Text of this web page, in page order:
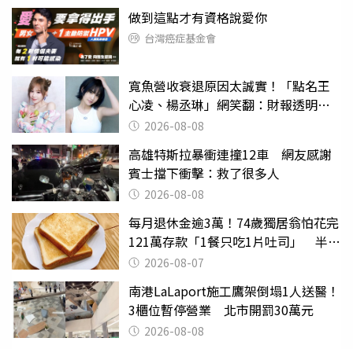
做到這點才有資格說愛你
台灣癌症基金會
寬魚營收衰退原因太誠實！「點名王
心凌、楊丞琳」網笑翻：財報透明度
滿分2026-08-08
高雄特斯拉暴衝連撞12車 網友感謝
賓士擋下衝擊：救了很多人
2026-08-08
每月退休金逾3萬！74歲獨居翁怕花完
121萬存款「1餐只吃1片吐司」 半年
後暴瘦嚇壞女兒
2026-08-07
南港LaLaport施工鷹架倒塌1人送醫！
3櫃位暫停營業 北市開罰30萬元
2026-08-08